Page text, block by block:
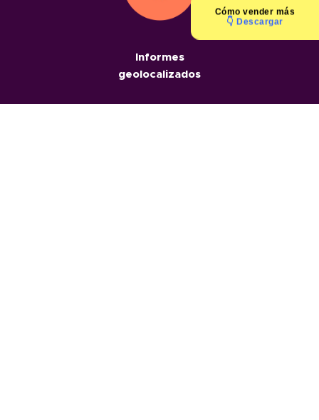
Cómovender más
👇 Descargar
Informes
geolocalizados